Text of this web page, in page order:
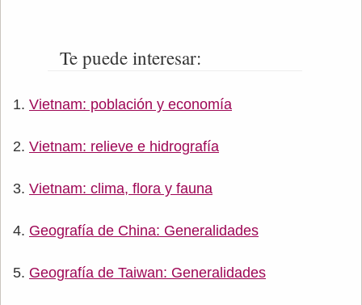
Te puede interesar:
Vietnam: población y economía
Vietnam: relieve e hidrografía
Vietnam: clima, flora y fauna
Geografía de China: Generalidades
Geografía de Taiwan: Generalidades